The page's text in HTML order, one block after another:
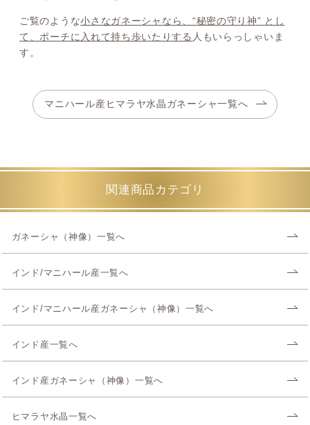
ご覧のような小さなガネーシャなら、“秘密の守り神” とし
て、ポーチに入れて持ち歩いたりする 人もいらっしゃいま
す。
マニハール産ヒマラヤ水晶ガネーシャ一覧へ
関連商品カテゴリ
ガネーシャ（神像）一覧へ
インド/マニハール産一覧へ
インド/マニハール産ガネーシャ（神像）一覧へ
インド産一覧へ
インド産ガネーシャ（神像）一覧へ
ヒマラヤ水晶一覧へ